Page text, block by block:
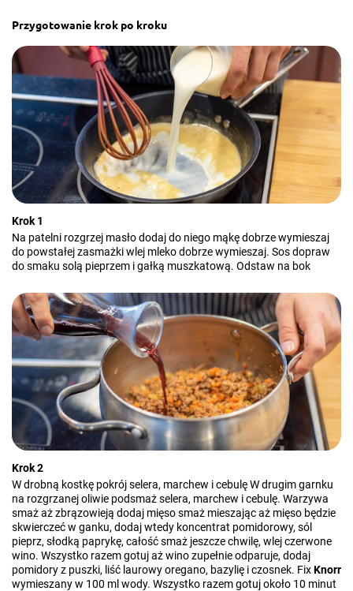
Przygotowanie krok po kroku
Krok 1
Na patelni rozgrzej masło dodaj do niego mąkę dobrze wymieszaj
do powstałej zasmażki wlej mleko dobrze wymieszaj. Sos dopraw
do smaku solą pieprzem i gałką muszkatową. Odstaw na bok
Krok 2
W drobną kostkę pokrój selera, marchew i cebulę W drugim garnku
na rozgrzanej oliwie podsmaż selera, marchew i cebulę. Warzywa
smaż aż zbrązowieją dodaj mięso smaż mieszając aż mięso będzie
skwierczeć w ganku, dodaj wtedy koncentrat pomidorowy, sól
pieprz, słodką paprykę, całość smaż jeszcze chwilę, wlej czerwone
wino. Wszystko razem gotuj aż wino zupełnie odparuje, dodaj
pomidory z puszki, liść laurowy oregano, bazylię i czosnek. FixKnorr
wymieszany w 100 ml wody. Wszystko razem gotuj około 10 minut